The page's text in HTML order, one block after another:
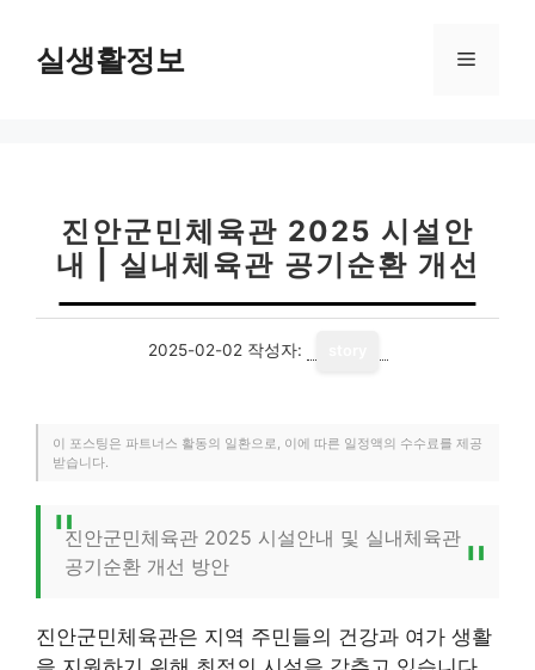
실생활정보 메
진안군민체육관 2025 시설안
내 | 실내체육관 공기순환 개선
2025-02-02 작성자:
이 포스팅은 파트너스 활동의 일환으로, 이에 따른 일정액의 수수료를 제공
받습니다.
진안군민체육관 2025 시설안내 및 실내체육관
공기순환 개선 방안
진안군민체육관은 지역 주민들의 건강과 여가 생활